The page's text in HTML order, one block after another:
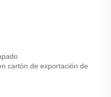
cartón de exportación de